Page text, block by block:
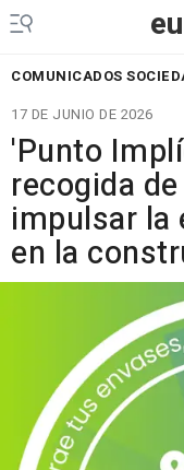
COMUNICADOS
17 DE JUNIO DE 2026
'Punto
recogida
impulsar la
en la